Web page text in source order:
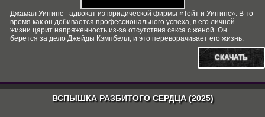
Джамал Уиггинс - адвокат из юридической фирмы «Тейт и Уиггинс». В то
время как он добивается профессионального успеха, в его личной
жизни царит напряженность из-за отсутствия секса с женой. Он
берется за дело Джейды Кэмпбелл, и это переворачивает его жизнь.
СКАЧАТЬ
ВСПЫШКА РАЗБИТОГО СЕРДЦА (2025)